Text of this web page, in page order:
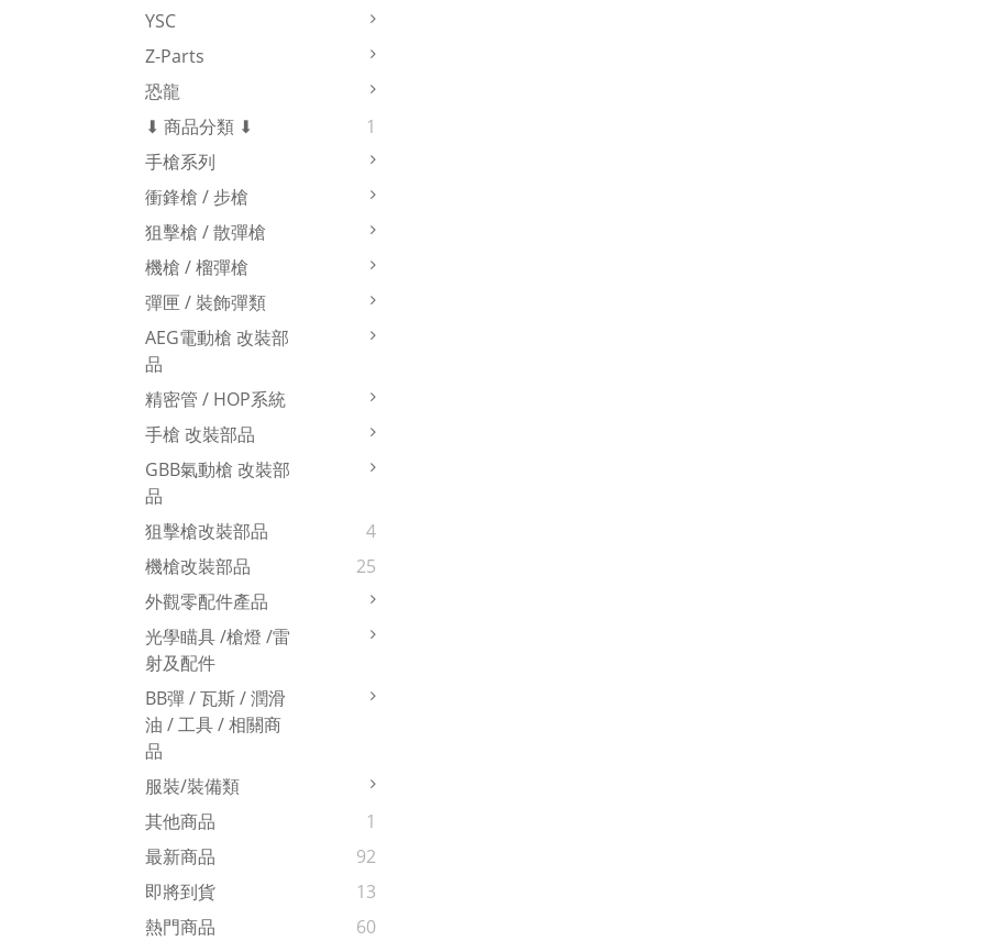
YSC
Z-Parts
恐龍
⬇ 商品分類 ⬇
1
手槍系列
衝鋒槍 / 步槍
狙擊槍 / 散彈槍
機槍 / 榴彈槍
彈匣 / 裝飾彈類
AEG電動槍 改裝部
品
精密管 / HOP系統
手槍 改裝部品
GBB氣動槍 改裝部
品
狙擊槍改裝部品
4
機槍改裝部品
25
外觀零配件產品
光學瞄具 /槍燈 /雷
射及配件
BB彈 / 瓦斯 / 潤滑
油 / 工具 / 相關商
品
服裝/裝備類
其他商品
1
最新商品
92
即將到貨
13
熱門商品
60